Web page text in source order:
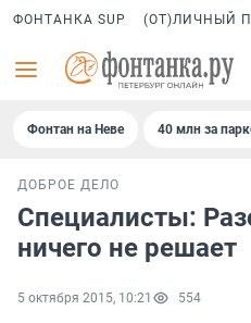
ФОНТАНКА SUP (ОТ)ЛИЧНЫЙ
Фонтан на Неве 40 млн за
ДОБРОЕ ДЕЛО
Специалисты:
ничего не решает
5 октября 2015, 10:21 554